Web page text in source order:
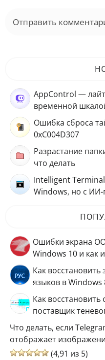
AppControl —
временной
Ошибка сброса
0xC004D307
Разрастание
что делать
Intelligent
Windows, но с
Ошибки экрана
Windows 10 и как
Как
языков в Windows
Как
поставщик
Что делать, если
отображает
(4,91 из 5)